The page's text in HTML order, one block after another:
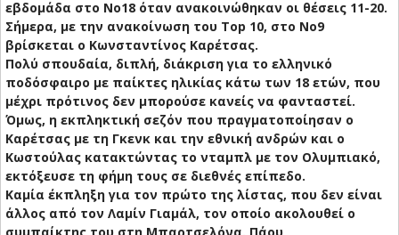
εβδομάδα στο Νο18 όταν ανακοινώθηκαν οι θέσεις 11-20.
Σήμερα, με την ανακοίνωση του Top 10, στο Νο9
βρίσκεται ο Κωνσταντίνος Καρέτσας.
Πολύ σπουδαία, διπλή, διάκριση για το ελληνικό
ποδόσφαιρο με παίκτες ηλικίας κάτω των 18 ετών, που
μέχρι πρότινος δεν μπορούσε κανείς να φανταστεί.
Όμως, η εκπληκτική σεζόν που πραγματοποίησαν ο
Καρέτσας με τη Γκενκ και την εθνική ανδρών και ο
Κωστούλας κατακτώντας το νταμπλ με τον Ολυμπιακό,
εκτόξευσε τη φήμη τους σε διεθνές επίπεδο.
Καμία έκπληξη για τον πρώτο της λίστας, που δεν είναι
άλλος από τον Λαμίν Γιαμάλ, τον οποίο ακολουθεί ο